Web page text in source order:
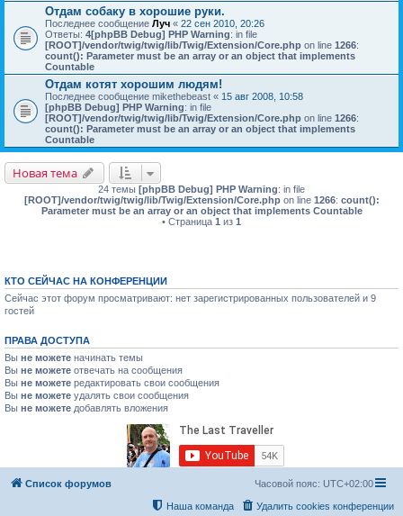
Отдам собаку в хорошие руки.
Последнее сообщение Луч « 22 сен 2010, 20:26
Ответы: 4[phpBB Debug] PHP Warning: in file
[ROOT]/vendor/twig/twig/lib/Twig/Extension/Core.php on line 1266:
count(): Parameter must be an array or an object that implements
Countable
Отдам котят хорошим людям!
Последнее сообщение mikethebeast « 15 авг 2008, 10:58
[phpBB Debug] PHP Warning: in file
[ROOT]/vendor/twig/twig/lib/Twig/Extension/Core.php on line 1266:
count(): Parameter must be an array or an object that implements
Countable
Новая тема
24 темы [phpBB Debug] PHP Warning: in file
[ROOT]/vendor/twig/twig/lib/Twig/Extension/Core.phpon line 1266: count():
Parameter must be an array or an object that implements Countable
• Страница 1 из 1
КТО СЕЙЧАС НА КОНФЕРЕНЦИИ
Сейчас этот форум просматривают: нет зарегистрированных пользователей и 9
гостей
ПРАВА ДОСТУПА
Вы не можете начинать темы
Вы не можете отвечать на сообщения
Вы не можете редактировать свои сообщения
Вы не можете удалять свои сообщения
Вы не можете добавлять вложения
Список форумов Часовой пояс: UTC+02:00
Удалить cookies конференции
Наша команда